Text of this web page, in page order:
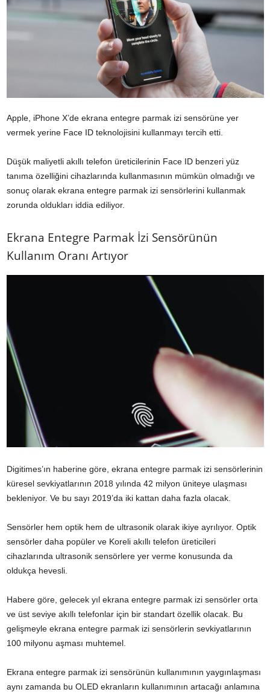
Apple, iPhone X’de ekrana entegre parmak izi sensörüne yer
vermek yerine Face ID teknolojisini kullanmayı tercih etti.
Düşük maliyetli akıllı telefon üreticilerinin Face ID benzeri yüz
tanıma özelliğini cihazlarında kullanmasının mümkün olmadığı ve
sonuç olarak ekrana entegre parmak izi sensörlerini kullanmak
zorunda oldukları iddia ediliyor.
Ekrana Entegre Parmak İzi Sensörünün
Kullanım Oranı Artıyor
Digitimes’ın haberine göre, ekrana entegre parmak izi sensörlerinin
küresel sevkiyatlarının 2018 yılında 42 milyon üniteye ulaşması
bekleniyor. Ve bu sayı 2019’da iki kattan daha fazla olacak.
Sensörler hem optik hem de ultrasonik olarak ikiye ayrılıyor. Optik
sensörler daha popüler ve Koreli akıllı telefon üreticileri
cihazlarında ultrasonik sensörlere yer verme konusunda da
oldukça hevesli.
Habere göre, gelecek yıl ekrana entegre parmak izi sensörler orta
ve üst seviye akıllı telefonlar için bir standart özellik olacak. Bu
gelişmeyle ekrana entegre parmak izi sensörlerin sevkiyatlarının
100 milyonu aşması muhtemel.
Ekrana entegre parmak izi sensörünün kullanımının yaygınlaşması
aynı zamanda bu OLED ekranların kullanımının artacağı anlamına